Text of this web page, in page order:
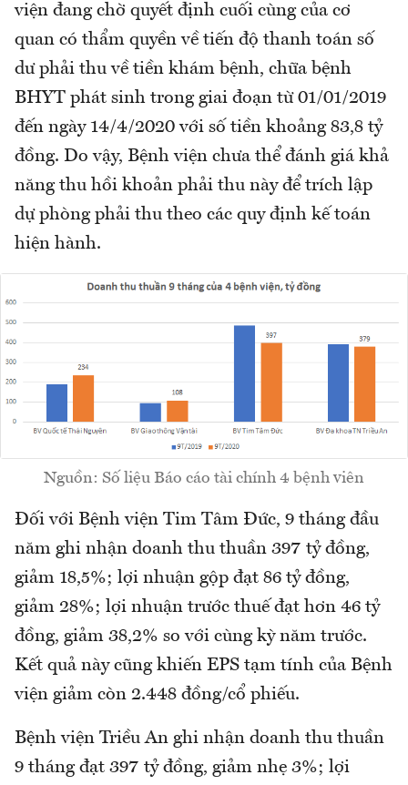
viện đang chờ quyết định cuối cùng của cơ
quan có thẩm quyền về tiến độ thanh toán số
dư phải thu về tiền khám bệnh, chữa bệnh
BHYT phát sinh trong giai đoạn từ 01/01/2019
đến ngày 14/4/2020 với số tiền khoảng 83,8 tỷ
đồng. Do vậy, Bệnh viện chưa thể đánh giá khả
năng thu hồi khoản phải thu này để trích lập
dự phòng phải thu theo các quy định kế toán
hiện hành.
Nguồn: Số liệu Báo cáo tài chính 4 bệnh viên
Đối với Bệnh viện Tim Tâm Đức, 9 tháng đầu
năm ghi nhận doanh thu thuần 397 tỷ đồng,
giảm 18,5%; lợi nhuận gộp đạt 86 tỷ đồng,
giảm 28%; lợi nhuận trước thuế đạt hơn 46 tỷ
đồng, giảm 38,2% so với cùng kỳ năm trước.
Kết quả này cũng khiến EPS tạm tính của Bệnh
viện giảm còn 2.448 đồng/cổ phiếu.
Bệnh viện Triều An ghi nhận doanh thu thuần
9 tháng đạt 397 tỷ đồng, giảm nhẹ 3%; lợi